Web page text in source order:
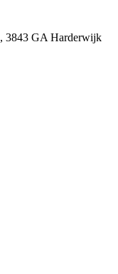
, 3843 GA Harderwijk